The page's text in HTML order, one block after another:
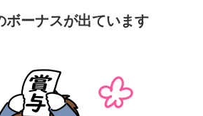
ボーナスが出ています